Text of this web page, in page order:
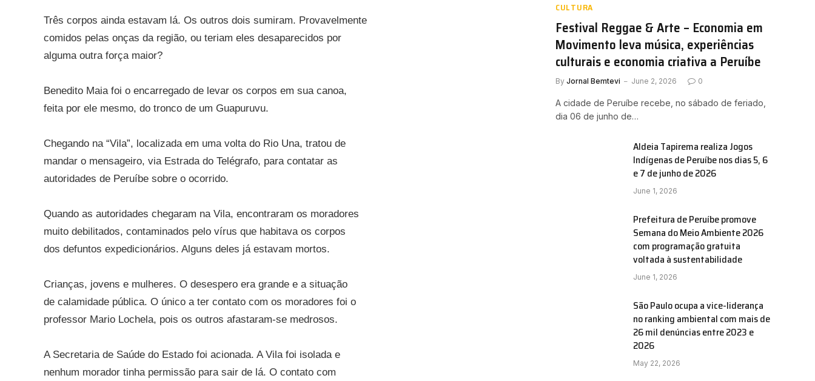
Três corpos ainda estavam lá. Os outros dois sumiram. Provavelmente
comidos pelas onças da região, ou teriam eles desaparecidos por
alguma outra força maior?
Benedito Maia foi o encarregado de levar os corpos em sua canoa,
feita por ele mesmo, do tronco de um Guapuruvu.
Chegando na “Vila”, localizada em uma volta do Rio Una, tratou de
mandar o mensageiro, via Estrada do Telégrafo, para contatar as
autoridades de Peruíbe sobre o ocorrido.
Quando as autoridades chegaram na Vila, encontraram os moradores
muito debilitados, contaminados pelo vírus que habitava os corpos
dos defuntos expedicionários. Alguns deles já estavam mortos.
Crianças, jovens e mulheres. O desespero era grande e a situação
de calamidade pública. O único a ter contato com os moradores foi o
professor Mario Lochela, pois os outros afastaram-se medrosos.
A Secretaria de Saúde do Estado foi acionada. A Vila foi isolada e
nenhum morador tinha permissão para sair de lá. O contato com
CULTURA
Festival Reggae & Arte – Economia em
Movimento leva música, experiências
culturais e economia criativa a Peruíbe
By Jornal Bemtevi June 2, 2026 0
A cidade de Peruíbe recebe, no sábado de feriado,
dia 06 de junho de…
Aldeia Tapirema realiza Jogos
Indígenas de Peruíbe nos dias 5, 6
e 7 de junho de 2026
June 1, 2026
Prefeitura de Peruíbe promove
Semana do Meio Ambiente 2026
com programação gratuita
voltada à sustentabilidade
June 1, 2026
São Paulo ocupa a vice-liderança
no ranking ambiental com mais de
26 mil denúncias entre 2023 e
2026
May 22, 2026